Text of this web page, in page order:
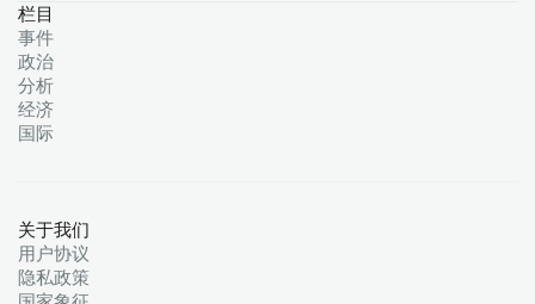
栏目
事件
政治
分析
经济
国际
关于我们
用户协议
隐私政策